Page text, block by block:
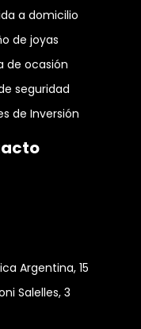
a domicilio
de joyas
de ocasión
seguridad
de Inversión
Argentina, 15
Salelles, 3